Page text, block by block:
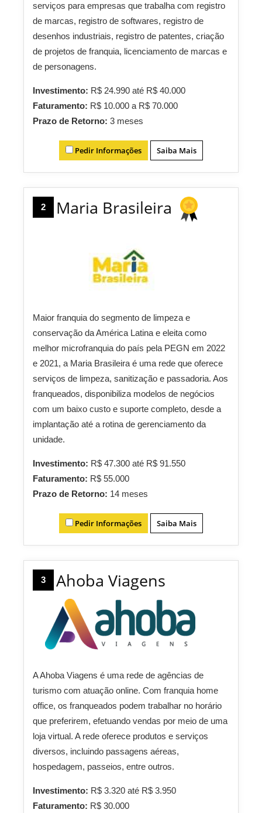
serviços para empresas que trabalha com registro
de marcas, registro de softwares, registro de
desenhos industriais, registro de patentes, criação
de projetos de franquia, licenciamento de marcas e
de personagens.
Investimento: R$ 24.990 até R$ 40.000
Faturamento: R$ 10.000 a R$ 70.000
Prazo de Retorno: 3 meses
Pedir Informações Saiba Mais
2 Maria Brasileira
Maior franquia do segmento de limpeza e
conservação da América Latina e eleita como
melhor microfranquia do país pela PEGN em 2022
e 2021, a Maria Brasileira é uma rede que oferece
serviços de limpeza, sanitização e passadoria. Aos
franqueados, disponibiliza modelos de negócios
com um baixo custo e suporte completo, desde a
implantação até a rotina de gerenciamento da
unidade.
Investimento: R$ 47.300 até R$ 91.550
Faturamento: R$ 55.000
Prazo de Retorno: 14 meses
Pedir Informações Saiba Mais
3 Ahoba Viagens
A Ahoba Viagens é uma rede de agências de
turismo com atuação online. Com franquia home
office, os franqueados podem trabalhar no horário
que preferirem, efetuando vendas por meio de uma
loja virtual. A rede oferece produtos e serviços
diversos, incluindo passagens aéreas,
hospedagem, passeios, entre outros.
Investimento: R$ 3.320 até R$ 3.950
Faturamento: R$ 30.000